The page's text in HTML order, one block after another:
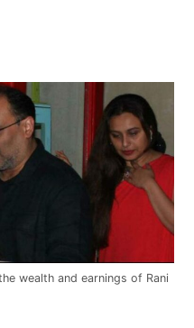
wealth and earnings of Rani